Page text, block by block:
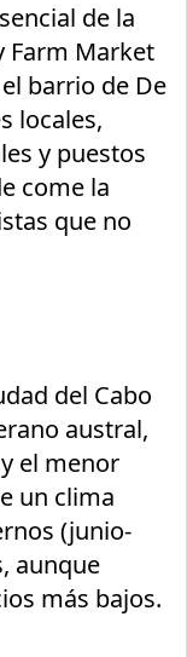
de la
Farm Market
barrio de De
locales,
y puestos
come la
que no
del Cabo
austral,
el menor
un clima
(junio-
aunque
más bajos.